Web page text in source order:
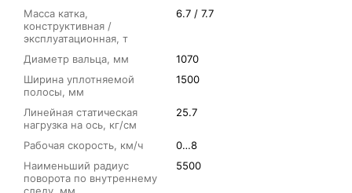
Масса катка,
конструктивная /
эксплуатационная, т
6.7 / 7.7
Диаметр вальца, мм
1070
Ширина уплотняемой
полосы, мм
1500
Линейная статическая
нагрузка на ось, кг/см
25.7
Рабочая скорость, км/ч
0…8
Наименьший радиус
поворота по внутреннему
5500